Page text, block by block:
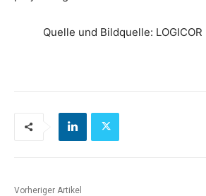
Quelle und Bildquelle:
Vorheriger Artikel